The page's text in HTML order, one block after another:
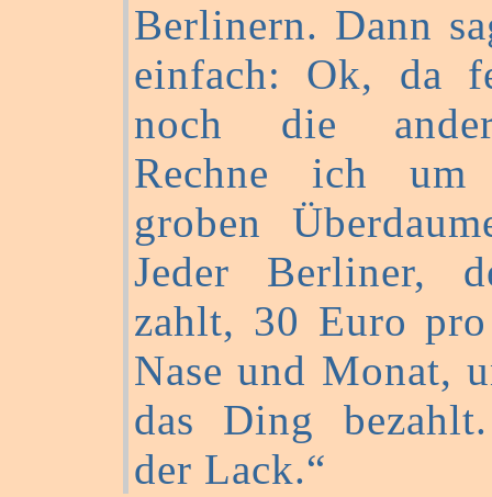
Berlinern. Dann
einfach: Ok, da
noch die
Rechne ich
groben
Jeder Berliner,
zahlt, 30 Euro
Nase und Monat,
das Ding
der Lack.“